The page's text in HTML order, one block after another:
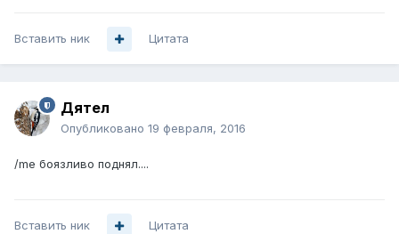
Вставить ник Цитата
Дятел
Опубликовано 19 февраля, 2016
/me боязливо поднял....
Вставить ник Цитата